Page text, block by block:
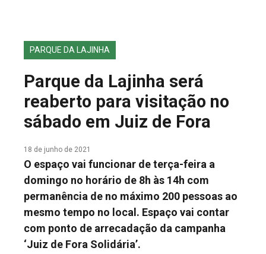
EDIÇÕES ANTERIORES
FALE CONOSCO
PARQUE DA LAJINHA
Parque da Lajinha será
reaberto para visitação no
sábado em Juiz de Fora
18 de junho de 2021
O espaço vai funcionar de terça-feira a
domingo no horário de 8h às 14h com
permanência de no máximo 200 pessoas ao
mesmo tempo no local. Espaço vai contar
com ponto de arrecadação da campanha
‘Juiz de Fora Solidária’.